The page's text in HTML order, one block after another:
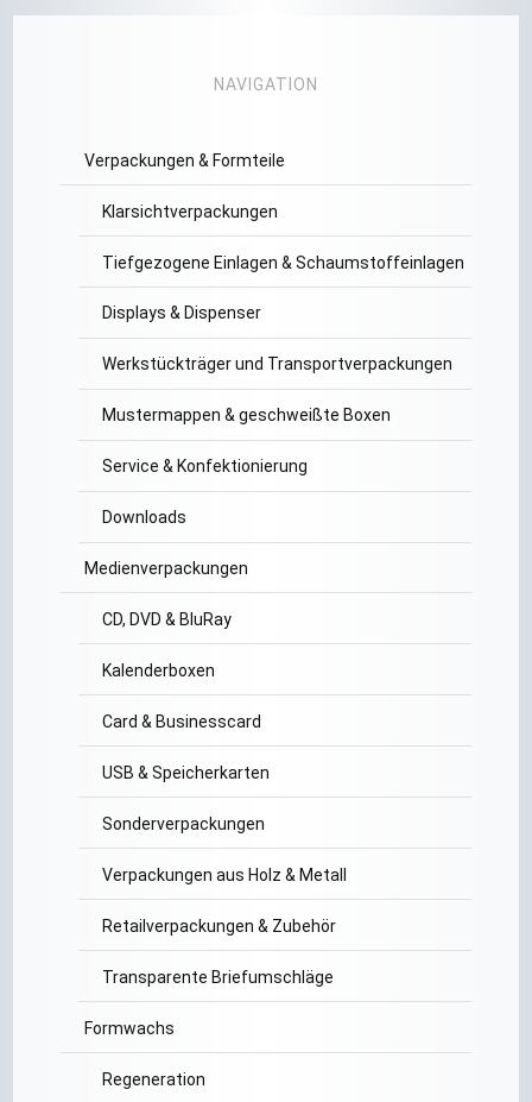
NAVIGATION
Verpackungen & Formteile
Klarsichtverpackungen
Tiefgezogene Einlagen & Schaumstoffeinlagen
Displays & Dispenser
Werkstückträger und Transportverpackungen
Mustermappen & geschweißte Boxen
Service & Konfektionierung
Downloads
Medienverpackungen
CD, DVD & BluRay
Kalenderboxen
Card & Businesscard
USB & Speicherkarten
Sonderverpackungen
Verpackungen aus Holz & Metall
Retailverpackungen & Zubehör
Transparente Briefumschläge
Formwachs
Regeneration